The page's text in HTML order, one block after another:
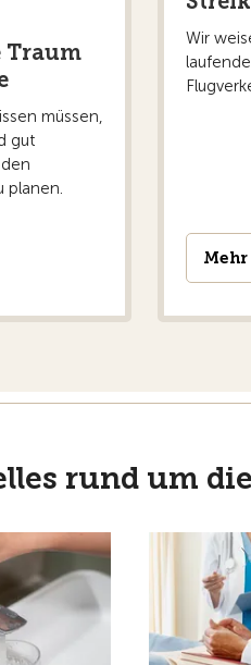
Traum
müssen,
gut
planen.
Wir
rund um